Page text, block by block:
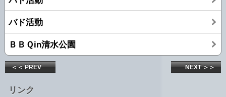
バド活動
ＢＢＱin清水公園
＜＜ PREV NEXT ＞＞
リンク